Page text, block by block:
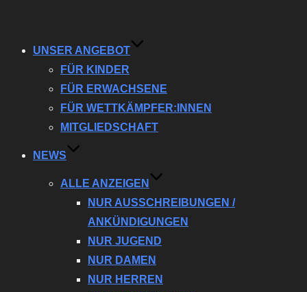
UNSER ANGEBOT
FÜR KINDER
FÜR ERWACHSENE
FÜR WETTKÄMPFER:INNEN
MITGLIEDSCHAFT
NEWS
ALLE ANZEIGEN
NUR AUSSCHREIBUNGEN /
ANKÜNDIGUNGEN
NUR JUGEND
NUR DAMEN
NUR HERREN